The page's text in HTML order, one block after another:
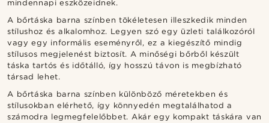
mindennapi eszközeidnek.
A bőrtáska barna színben tökéletesen illeszkedik minden
stílushoz és alkalomhoz. Legyen szó egy üzleti találkozóról
vagy egy informális eseményről, ez a kiegészítő mindig
stílusos megjelenést biztosít. A minőségi bőrből készült
táska tartós és időtálló, így hosszú távon is megbízható
társad lehet.
A bőrtáska barna színben különböző méretekben és
stílusokban elérhető, így könnyedén megtalálhatod a
számodra legmegfelelőbbet. Akár egy kompakt táskára van